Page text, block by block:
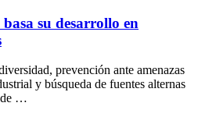
su desarrollo en
prevención ante amenazas
y búsqueda de fuentes alternas
de …